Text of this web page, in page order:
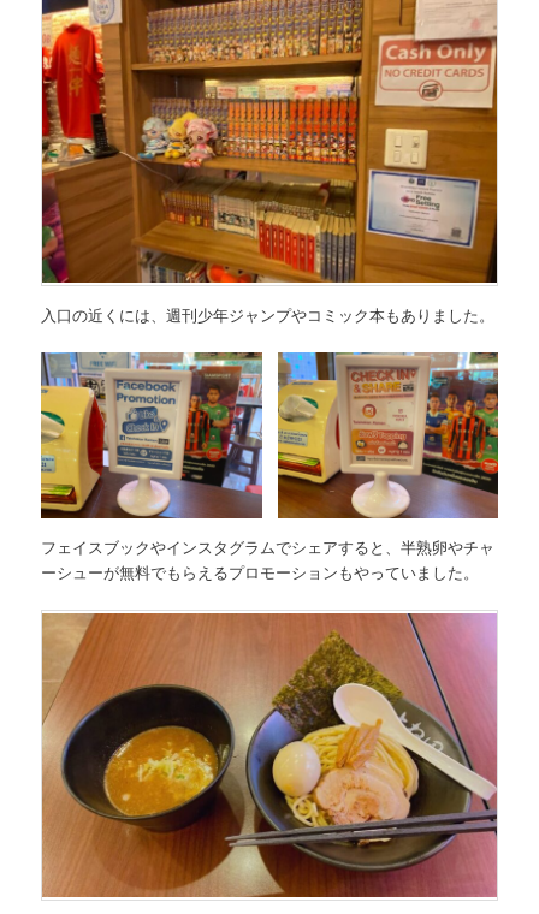
入口の近くには、週刊少年ジャンプやコミック本もありました。
フェイスブックやインスタグラムでシェアすると、半熟卵やチャ
ーシューが無料でもらえるプロモーションもやっていました。